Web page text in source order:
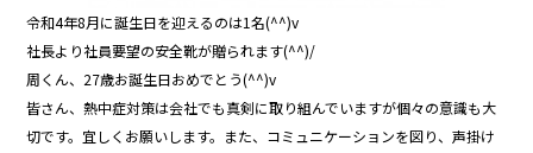
令和4年8月に誕生日を迎えるのは1名(^^)v
社長より社員要望の安全靴が贈られます(^^)/
周くん、27歳お誕生日おめでとう(^^)v
皆さん、熱中症対策は会社でも真剣に取り組んでいますが個々の意識も大
切です。宜しくお願いします。また、コミュニケーションを図り、声掛け